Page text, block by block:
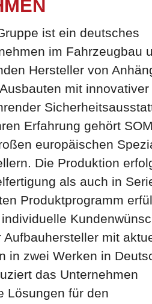
ist ein deutsches
im Fahrzeugbau
Hersteller von
mit innovativer
Erfahrung gehört
europäischen
Die Produktion
als auch in
Produktprogramm
Aufbauhersteller mit
in zwei Werken in
das Unternehmen
Lösungen für den